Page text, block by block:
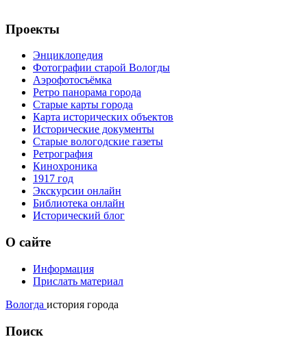
Проекты
Энциклопедия
Фотографии старой Вологды
Аэрофотосъёмка
Ретро панорама города
Старые карты города
Карта исторических объектов
Исторические документы
Старые вологодские газеты
Ретрография
Кинохроника
1917 год
Экскурсии онлайн
Библиотека онлайн
Исторический блог
О сайте
Информация
Прислать материал
Вологда история города
Поиск